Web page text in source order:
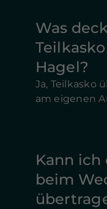
Was
Hagel?
Ja, Teilkasko
am eigenen
Kann ich
beim